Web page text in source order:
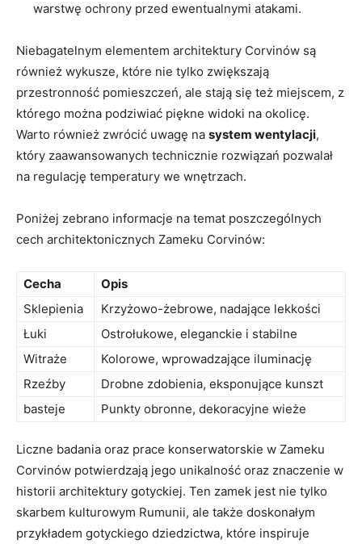
warstwę ochrony przed ewentualnymi atakami.
Niebagatelnym elementem architektury Corvinów są
również wykusze, które nie tylko zwiększają
przestronność pomieszczeń, ale stają się też miejscem, z
którego można podziwiać piękne widoki na okolicę.
Warto również zwrócić uwagę na system wentylacji,
który zaawansowanych technicznie rozwiązań pozwalał
na regulację temperatury we wnętrzach.
Poniżej zebrano informacje na temat poszczególnych
cech architektonicznych Zameku Corvinów:
Cecha
Opis
Sklepienia
Krzyżowo-żebrowe, nadające lekkości
Łuki
Ostrołukowe, eleganckie i stabilne
Witraże
Kolorowe, wprowadzające iluminację
Rzeźby
Drobne zdobienia, eksponujące kunszt
basteje
Punkty obronne, dekoracyjne wieże
Liczne badania oraz prace konserwatorskie w Zameku
Corvinów potwierdzają jego unikalność oraz znaczenie w
historii architektury gotyckiej. Ten zamek jest nie tylko
skarbem kulturowym Rumunii, ale także doskonałym
przykładem gotyckiego dziedzictwa, które inspiruje